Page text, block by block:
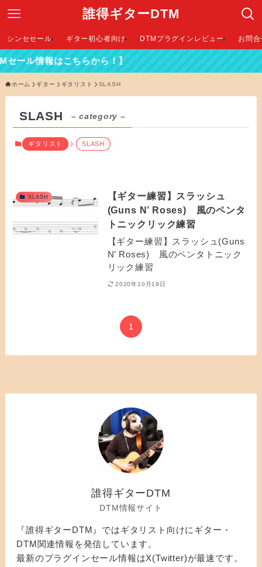
誰得ギターDTM
シンセセール ギター初心者向け DTMプラグインレビュー お問
ル情報はこちらから！】
ホーム ギター ギタリスト SLASH
SLASH – category –
ギタリスト SLASH
SLASH
【ギター練習】スラッシュ
(Guns N’ Roses) 風のペンタ
トニックリック練習
【ギター練習】スラッシュ(Guns
N’ Roses) 風のペンタトニック
リック練習
2020年10月19日
1
誰得ギターDTM
DTM情報サイト
『誰得ギターDTM』ではギタリスト向けにギター・
DTM関連情報を発信しています。
最新のプラグインセール情報はX(Twitter)が最速です。